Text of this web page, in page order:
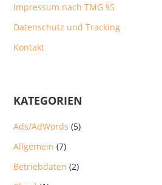
Impressum nach TMG §5
Datenschutz und Tracking
Kontakt
KATEGORIEN
Ads/AdWords (5)
Allgemein (7)
Betriebdaten (2)